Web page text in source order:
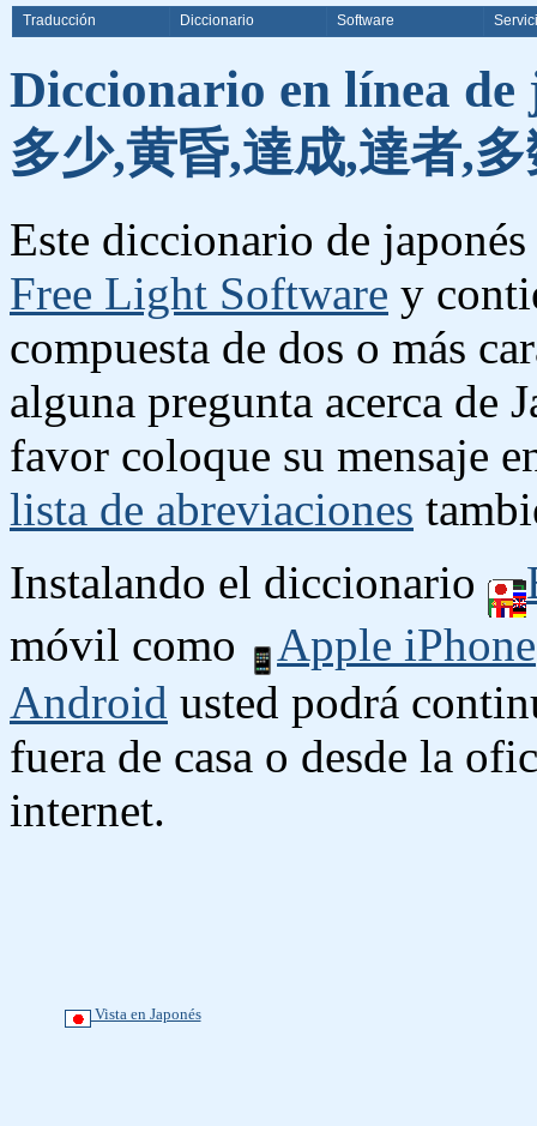
Traducción Diccionario Software
Diccionario en línea
多少,黄昏,達成,達者,
Este diccionario de
Free Light Software y
compuesta de dos o más
alguna pregunta acerca de
favor coloque su mensaje
lista de abreviaciones
Instalando el diccionario
móvil como
Apple iPhone
Android usted podrá
fuera de casa o desde la
internet.
Vista en Japonés